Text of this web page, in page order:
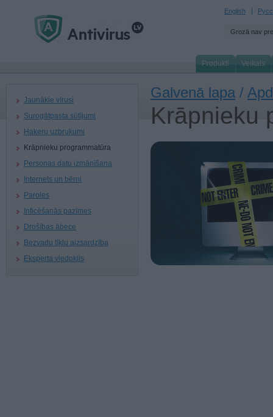
English
Grozā nav
Produkti Veikals
Jaunākie vīrusi
Surogātpasta sūtījumi
Hakeru uzbrukumi
Krāpnieku programmatūra
Personas datu izmānīšana
Internets un bērni
Paroles
Inficēšanās pazīmes
Drošības ābece
Bezvadu tīklu aizsardzība
Eksperta viedoklis
Galvenā lapa /
Krāpnieku